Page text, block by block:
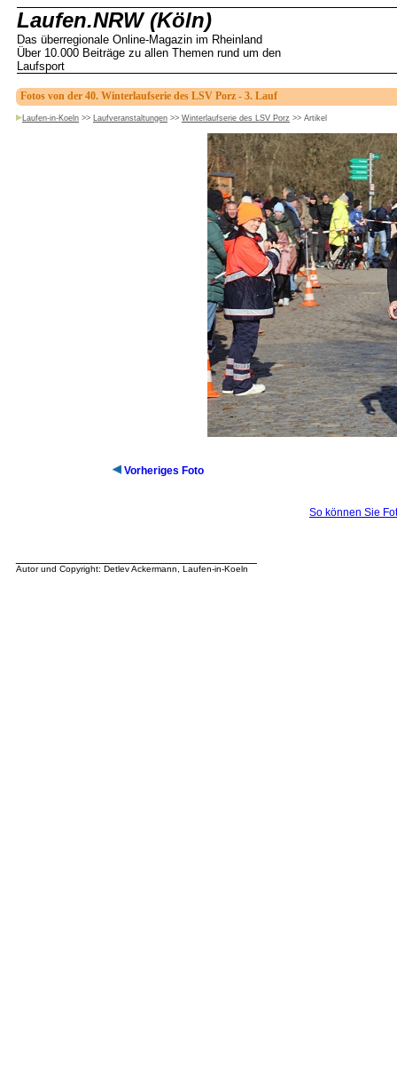
Laufen.NRW (Köln)
Das überregionale Online-Magazin im Rheinland
Über 10.000 Beiträge zu allen Themen rund um den
Laufsport
Fotos von der 40. Winterlaufserie des LSV Porz - 3. Lauf
Laufen-in-Koeln >> Laufveranstaltungen >> Winterlaufserie des LSV Porz >> Artikel
Vorheriges Foto
So können Sie
Autor und Copyright: Detlev Ackermann, Laufen-in-Koeln